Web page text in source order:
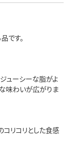
です。
ューシーな脂がよ
味わいが広がりま
コリコリとした食感